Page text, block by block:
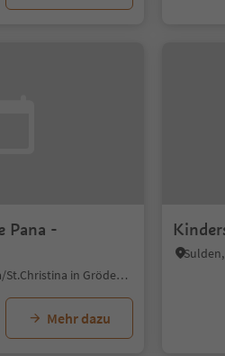
Pana -
S.Cristina Gherdëina/St.Christina in Gröden, St.Christina in Gröden, Dolomitenregion Gröden
Mehr dazu